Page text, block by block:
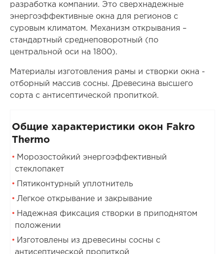
разработка компании. Это сверхнадежные
энергоэффективные окна для регионов с
суровым климатом. Механизм открывания –
стандартный среднеповоротный (по
центральной оси на 1800).
Материалы изготовления рамы и створки окна -
отборный массив сосны. Древесина высшего
сорта с антисептической пропиткой.
Общие характеристики окон Fakro
Thermo
Морозостойкий энергоэффективный
стеклопакет
Пятиконтурный уплотнитель
Легкое открывание и закрывание
Надежная фиксация створки в приподнятом
положении
Изготовлены из древесины сосны с
антисептической пропиткой